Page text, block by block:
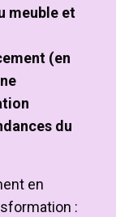
meuble et
(en
du
en
: